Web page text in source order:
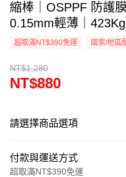
縮棒｜OSPPF 防護
0.15mm輕薄｜
抗汙抗指紋｜ DIY貼
超取滿NT$390免運 國家/地區
NT$1,280
NT$880
請選擇商品選項
付款與運送方式
超取滿NT$390免運